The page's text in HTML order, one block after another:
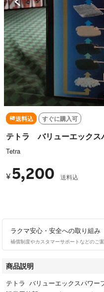
送料込 すぐに購入可
テトラ バリューエック
Tetra
¥ 5,200 送料込
ラクマ安心・安全への取り組み
補償制度やカスタマーサポートなどのご
商品説明
テトラ バリューエックスパワー